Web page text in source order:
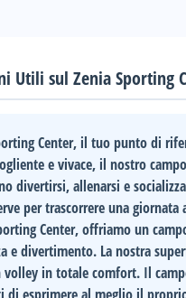
Utili sul Zenia Sporting
Center, il tuo punto di
e vivace, il nostro
divertirsi, allenarsi e
per trascorrere una
Center, offriamo un
e divertimento. La nostra
volley in totale comfort. Il